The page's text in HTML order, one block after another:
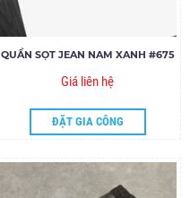
QUẦN SỌT JEAN NAM XANH #675
Giá liên hệ
ĐẶT GIA CÔNG